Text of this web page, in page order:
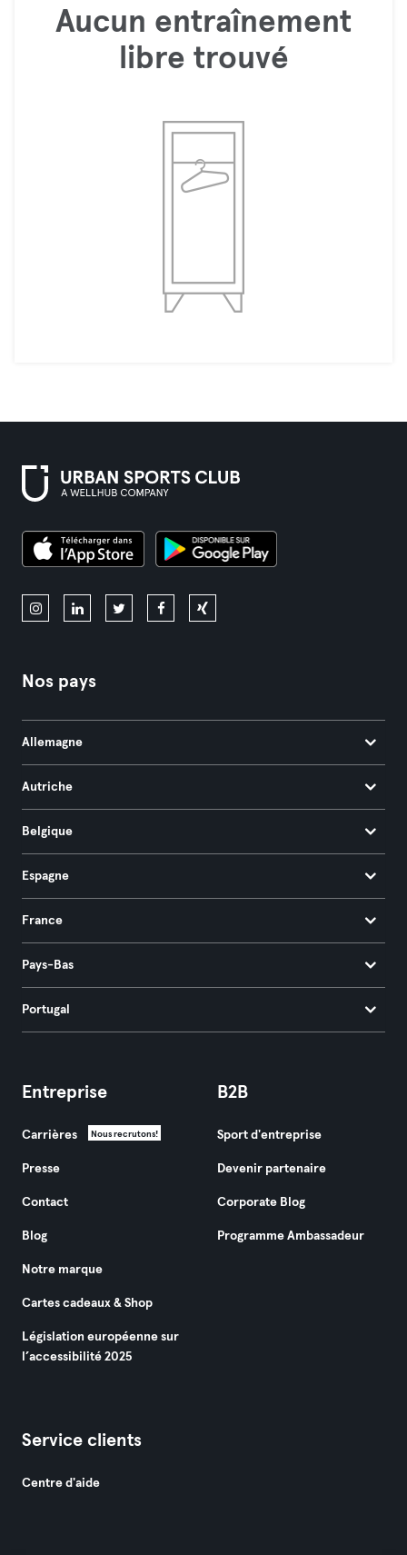
Aucun entraînement
libre trouvé
Nos pays
Allemagne
Autriche
Belgique
Espagne
France
Pays-Bas
Portugal
Entreprise
Carrières Nous recrutons!
Presse
Contact
Blog
Notre marque
Cartes cadeaux & Shop
Législation européenne sur
l’accessibilité 2025
B2B
Sport d'entreprise
Devenir partenaire
Corporate Blog
Programme Ambassadeur
Service clients
Centre d'aide